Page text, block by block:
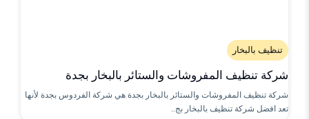
تنظيف بالبخار
شركة تنظيف المفروشات والستائر بالبخار بجدة
شركة تنظيف المفروشات والستائر بالبخار بجدة هي شركة الفردوس بجدة لأنها
تعد افضل شركة تنظيف بالبخار بج..